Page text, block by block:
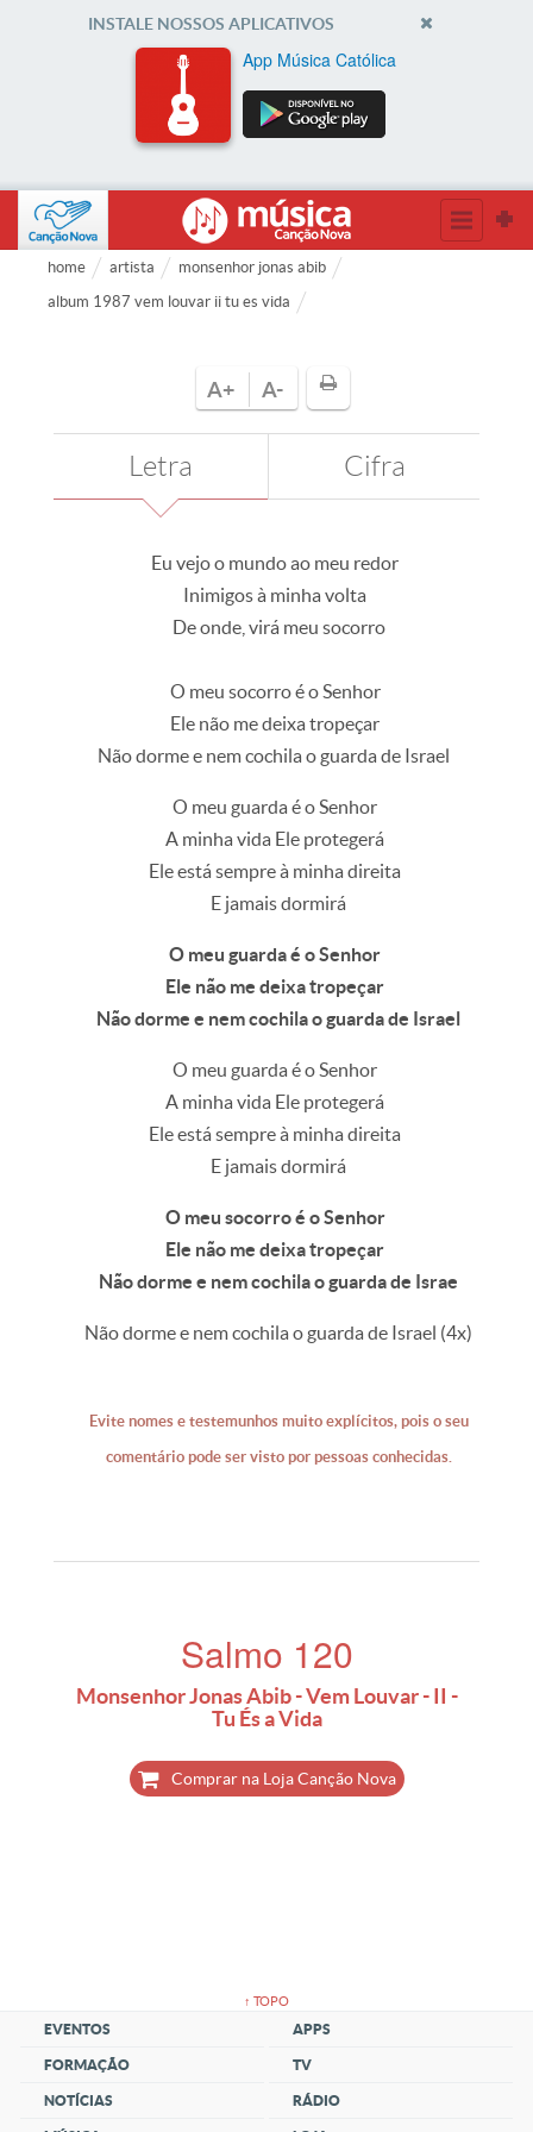
INSTALE NOSSOS APLICATIVOS
App Música Católica
home artista
monsenhor jonas abib
album 1987 vem louvar ii tu es vida
Salmo 120
Monsenhor Jonas Abib - Vem Louvar - II -
Tu És a Vida
Comprar na Loja Canção Nova
A+ A-
Letra Cifra
Eu vejo o mundo ao meu redor
Inimigos à minha volta
De onde, virá meu socorro
O meu socorro é o Senhor
Ele não me deixa tropeçar
Não dorme e nem cochila o guarda de Israel
O meu guarda é o Senhor
A minha vida Ele protegerá
Ele está sempre à minha direita
E jamais dormirá
O meu guarda é o Senhor
Ele não me deixa tropeçar
Não dorme e nem cochila o guarda de Israel
O meu guarda é o Senhor
A minha vida Ele protegerá
Ele está sempre à minha direita
E jamais dormirá
O meu socorro é o Senhor
Ele não me deixa tropeçar
Não dorme e nem cochila o guarda de Israe
Não dorme e nem cochila o guarda de Israel (4x)
Evite nomes e testemunhos muito explícitos, pois o seu
comentário pode ser visto por pessoas conhecidas.
↑ TOPO
EVENTOS
FORMAÇÃO
NOTÍCIAS
APPS
TV
RÁDIO